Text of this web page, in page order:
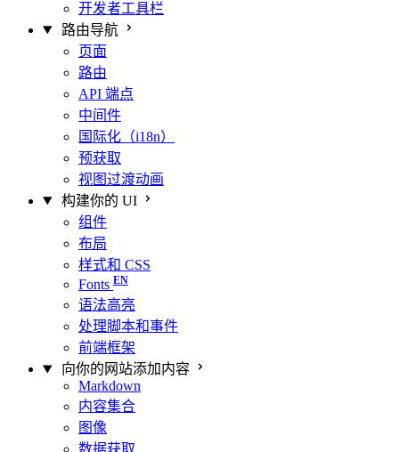
开发者工具栏
路由导航
页面
路由
API 端点
中间件
国际化（i18n）
预获取
视图过渡动画
构建你的 UI
组件
布局
样式和 CSS
Fonts
语法高亮
处理脚本和事件
前端框架
向你的网站添加内容
Markdown
内容集合
图像